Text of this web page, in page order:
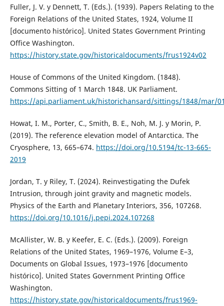
Fuller, J. V. y Dennett, T. (Eds.). (1939). Papers Relating to the
Foreign Relations of the United States, 1924, Volume II
[documento histórico]. United States Government Printing
Office Washington.
https://history.state.gov/historicaldocuments/frus1924v02
House of Commons of the United Kingdom. (1848).
Commons Sitting of 1 March 1848. UK Parliament.
https://api.parliament.uk/historichansard/sittings/1848/mar/
Howat, I. M., Porter, C., Smith, B. E., Noh, M. J. y Morin, P.
(2019). The reference elevation model of Antarctica. The
Cryosphere, 13, 665–674. https://doi.org/10.5194/tc-13-665-
2019
Jordan, T. y Riley, T. (2024). Reinvestigating the Dufek
Intrusion, through joint gravity and magnetic models.
Physics of the Earth and Planetary Interiors, 356, 107268.
https://doi.org/10.1016/j.pepi.2024.107268
McAllister, W. B. y Keefer, E. C. (Eds.). (2009). Foreign
Relations of the United States, 1969–1976, Volume E–3,
Documents on Global Issues, 1973–1976 [documento
histórico]. United States Government Printing Office
Washington.
https://history.state.gov/historicaldocuments/frus1969-